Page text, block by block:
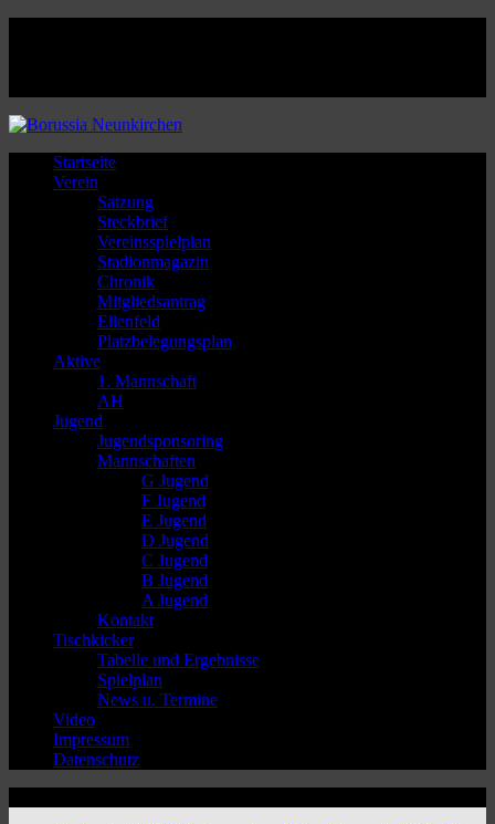
Startseite
Verein
Satzung
Steckbrief
Vereinsspielplan
Stadionmagazin
Chronik
Mitgliedsantrag
Ellenfeld
Platzbelegungsplan
Aktive
1. Mannschaft
AH
Jugend
Jugendsponsoring
Mannschaften
G Jugend
F Jugend
E Jugend
D Jugend
C Jugend
B Jugend
A Jugend
Kontakt
Tischkicker
Tabelle und Ergebnisse
Spielplan
News u. Termine
Video
Impressum
Datenschutz